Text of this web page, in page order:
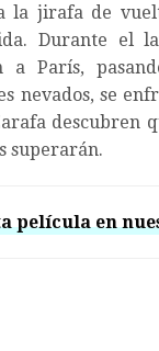
la jirafa de
Durante el
a París,
nevados, se
descubren
superarán.
película en